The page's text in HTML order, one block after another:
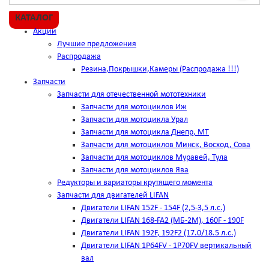
КАТАЛОГ
Акции
Лучшие предложения
Распродажа
Резина,Покрышки,Камеры (Распродажа !!!)
Запчасти
Запчасти для отечественной мототехники
Запчасти для мотоциклов Иж
Запчасти для мотоцикла Урал
Запчасти для мотоцикла Днепр, МТ
Запчасти для мотоциклов Минск, Восход, Сова
Запчасти для мотоциклов Муравей, Тула
Запчасти для мотоциклов Ява
Редукторы и вариаторы крутящего момента
Запчасти для двигателей LIFAN
Двигатели LIFAN 152F - 154F (2,5-3,5 л.с.)
Двигатели LIFAN 168-FA2 (МБ-2М), 160F - 190F
Двигатели LIFAN 192F, 192F2 (17.0/18.5 л.с.)
Двигатели LIFAN 1Р64FV - 1Р70FV вертикальный
вал